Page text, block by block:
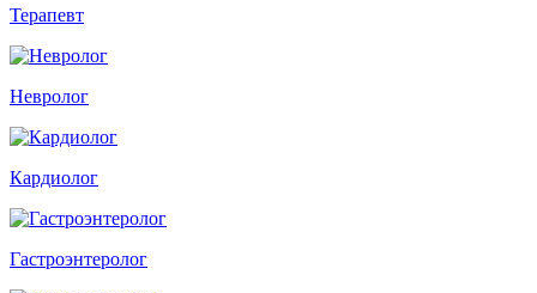
Терапевт
Невролог
Кардиолог
Гастроэнтеролог